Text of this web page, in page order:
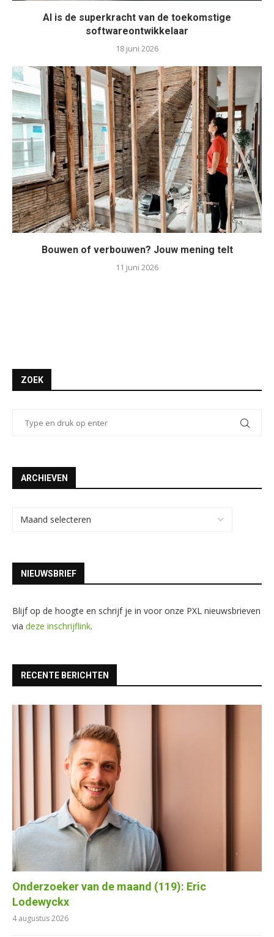
AI is de superkracht van de toekomstige
softwareontwikkelaar
18 juni 2026
Bouwen of verbouwen? Jouw mening telt
11 juni 2026
ZOEK
ARCHIEVEN
NIEUWSBRIEF
Blijf op de hoogte en schrijf je in voor onze PXL nieuwsbrieven
via deze inschrijflink.
RECENTE BERICHTEN
Onderzoeker van de maand (119): Eric
Lodewyckx
4 augustus 2026